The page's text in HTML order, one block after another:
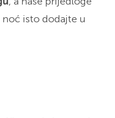
noć isto dodajte u